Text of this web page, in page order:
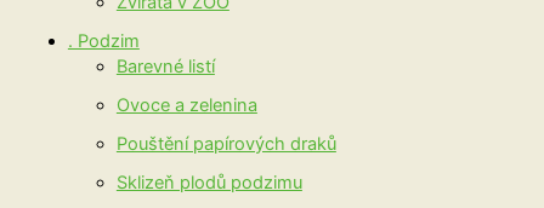
. Podzim
Barevné listí
Ovoce a zelenina
Pouštění papírových draků
Sklizeň plodů podzimu